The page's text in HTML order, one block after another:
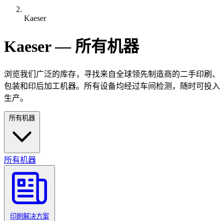
Kaeser
Kaeser — 所有机器
浏览我们广泛的库存，寻找来自全球领先制造商的二手印刷、
包装和印后加工机器。所有设备均经过车间检测，随时可投入
生产。
所有机器
所有机器
印刷解决方案